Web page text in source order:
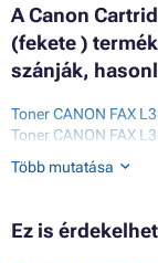
A Canon
(fekete )
szánják,
Toner CANON FAX
Toner CANON FAX
Toner CANON FAX
Toner CANON
Toner CANON I-
Több mutatása
Ez is